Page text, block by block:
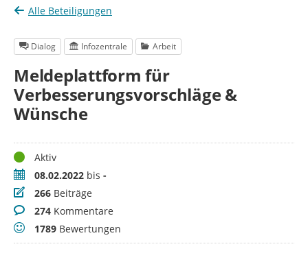
Alle Beteiligungen
Dialog Infozentrale Arbeit
Meldeplattform für
Verbesserungsvorschläge &
Wünsche
StatusAktiv
Zeitraum08.02.2022 bis -
Beiträge
266 Beiträge
Kommentare
274 Kommentare
Bewertungen
1789 Bewertungen